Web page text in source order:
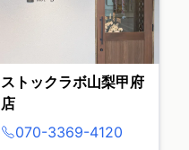
ストックラボ山梨甲府
店
070-3369-4120